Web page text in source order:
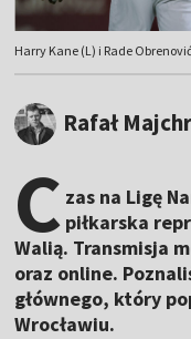
Harry Kane (L) i Rade
Rafał
C zas na Ligę
piłkarska
Walią. Transmisja
oraz online.
głównego, który
Wrocławiu.